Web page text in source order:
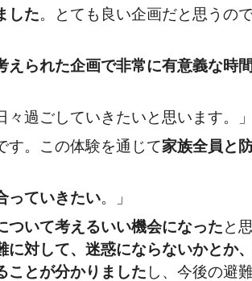
した。とても良い企画だと思うので
られた企画で非常に有意義な時間
々過ごしていきたいと思います。」
す。この体験を通じて家族全員と
っていきたい。」
ついて考えるいい機会になったと
に対して、迷惑にならないかとか
ことが分かりました し、今後の避